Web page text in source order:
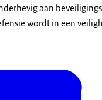
aan
wordt in een